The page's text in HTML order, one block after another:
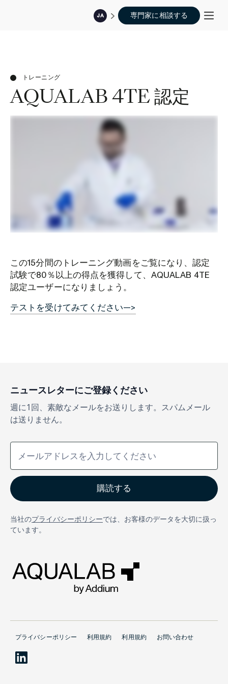
JA 専門家に相談する
トレーニング
AQUALAB 4TE 認定
この15分間のトレーニング動画をご覧になり、認定
試験で80％以上の得点を獲得して、AQUALAB 4TE
認定ユーザーになりましょう。
テストを受けてみてください—>
ニュースレターにご登録ください
週に1回、素敵なメールをお送りします。スパムメール
は送りません。
当社のプライバシーポリシーでは、お客様のデータを大切に扱っ
ています。
プライバシーポリシー 利用規約 利用規約 お問い合わせ